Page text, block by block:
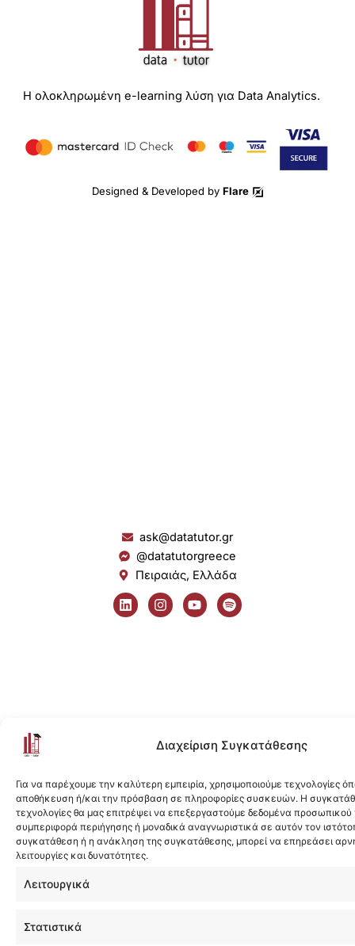
Διαχείριση Συγκατάθεσης
Για να παρέχουμε την καλύτερη εμπειρία, χρησιμοποιούμε τεχνολογίες
αποθήκευση ή/και την πρόσβαση σε πληροφορίες συσκευών. Η
τεχνολογίες θα μας επιτρέψει να επεξεργαστούμε δεδομένα
συμπεριφορά περιήγησης ή μοναδικά αναγνωριστικά σε αυτόν τον
συγκατάθεση ή η ανάκληση της συγκατάθεσης, μπορεί να επηρεάσει
λειτουργίες και δυνατότητες.
Λειτουργικά
Στατιστικά
Η ολοκληρωμένη e-learning λύση για Data Analytics.
Designed & Developed by Flare
ask@datatutor.gr
@datatutorgreece
Πειραιάς, Ελλάδα
L
i
n
I
n
s
Y
o
u
S
p
o